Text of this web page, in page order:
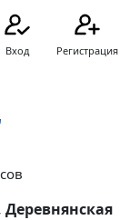
Вход Регистрация